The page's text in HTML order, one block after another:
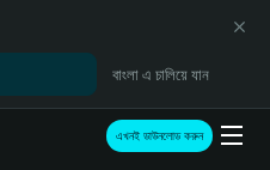
বাংলা এ চালিয়ে যান
এখনই ডাউনলোড করুন